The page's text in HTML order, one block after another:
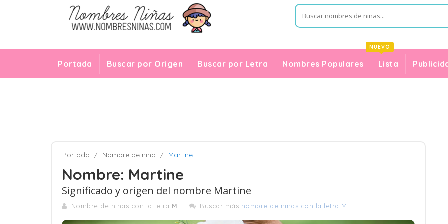
Portada Buscar por Origen Buscar por Letra Nombres Populares Lista
NUEVO
Portada Nombre de niña Martine
Nombre: Martine
Significado y origen del nombre Martine
Nombre de niñas con la letra M Buscar más nombre de niñas con la letra M